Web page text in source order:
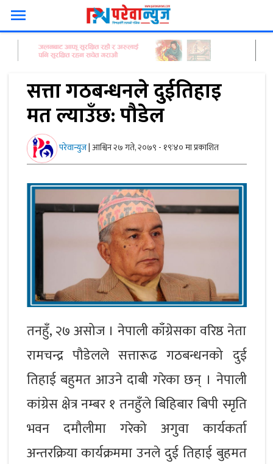
menu
सत्ता गठबन्धनले दुईतिहाइ
मत ल्याउँछ: पौडेल
परेवान्युज|आश्विन २७ गते, २०७९ - १९ः४० मा प्रकाशित
तनहुँ, २७ असोज । नेपाली काँग्रेसका वरिष्ठ नेता
रामचन्द्र पौडेलले सत्तारूढ गठबन्धनको दुई
तिहाई बहुमत आउने दाबी गरेका छन् । नेपाली
कांग्रेस क्षेत्र नम्बर १ तनहुँले बिहिबार बिपी स्मृति
भवन दमौलीमा गरेको अगुवा कार्यकर्ता
अन्तरक्रिया कार्यक्रममा उनले दुई तिहाई बुहमत